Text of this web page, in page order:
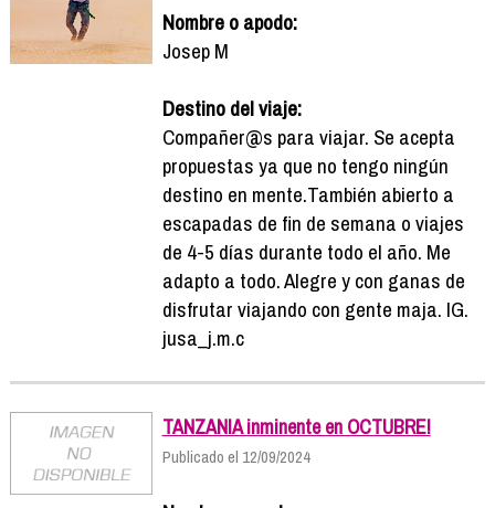
Nombre o apodo:
Josep M
Destino del viaje:
Compañer@s para viajar. Se acepta
propuestas ya que no tengo ningún
destino en mente.También abierto a
escapadas de fin de semana o viajes
de 4-5 días durante todo el año. Me
adapto a todo. Alegre y con ganas de
disfrutar viajando con gente maja. IG.
jusa_j.m.c
TANZANIA inminente en OCTUBRE!
Publicado el 12/09/2024